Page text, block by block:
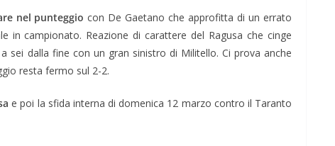
nel punteggio con De Gaetano che approfitta di un errato
in campionato. Reazione di carattere del Ragusa che cinge
sei dalla fine con un gran sinistro di Militello. Ci prova anche
resta fermo sul 2-2.
e poi la sfida interna di domenica 12 marzo contro il Taranto